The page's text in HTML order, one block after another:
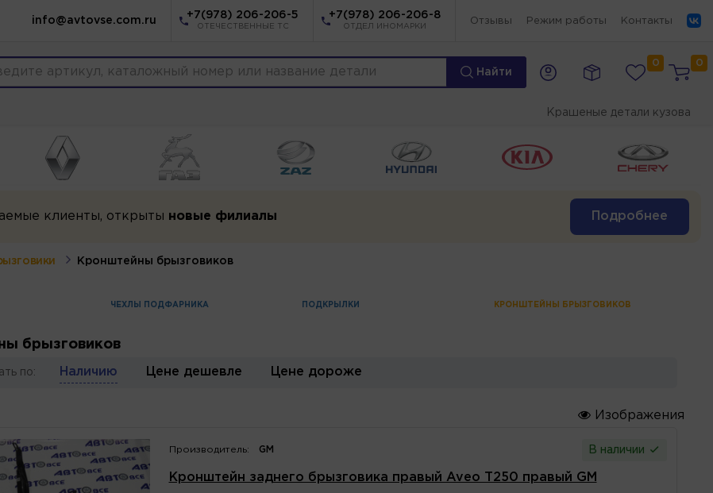
info@avtovse.com.ru
+7(978) 206-206-5
ОТЕЧЕСТВЕННЫЕ ТС
+7(978) 206-206-8
ОТДЕЛ ИНОМАРКИ
Отзывы Режим работы Контакты
Найти
0 0
Крашеные детали кузова
клиенты, открыты новые филиалы Подробнее
Кронштейны брызговиков
ЧЕХЛЫ ПОДФАРНИКА ПОДКРЫЛКИ КРОНШТЕЙНЫ БРЫЗГОВИКОВ
брызговиков
по: Наличию Цене дешевле Цене дороже
Изображения
Производитель: GM В наличии
Кронштейн заднего брызговика правый Aveo T250 правый GM